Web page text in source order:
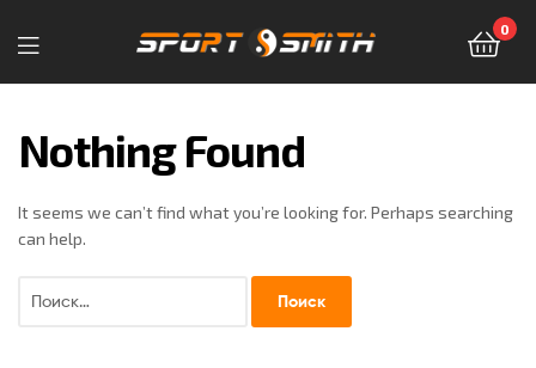
Sport-
Smith
—
спортивных
0
Nothing Found
It seems we can’t find what you’re looking for. Perhaps searching
can help.